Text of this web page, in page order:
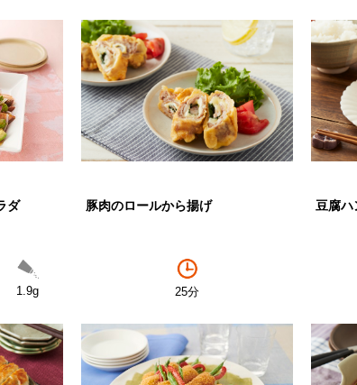
ダ
1.9g
豚肉のロールから揚げ
25分
豆腐ハ